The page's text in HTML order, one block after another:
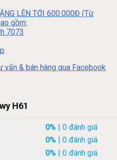
LÊN TỚI 600.000Đ (Từ
gồm:
7073
vấn & bán hàng qua Facebook
H61
0% | 0 đánh giá
0% | 0 đánh giá
0% | 0 đánh giá